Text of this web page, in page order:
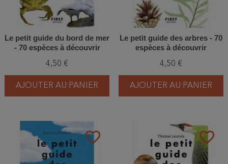
Le petit guide du bord de mer
- 70 espèces à découvrir
4,50 €
AJOUTER AU PANIER
Le petit guide des arbres - 70
espèces à découvrir
4,50 €
AJOUTER AU PANIER
favorite_border favorite_border